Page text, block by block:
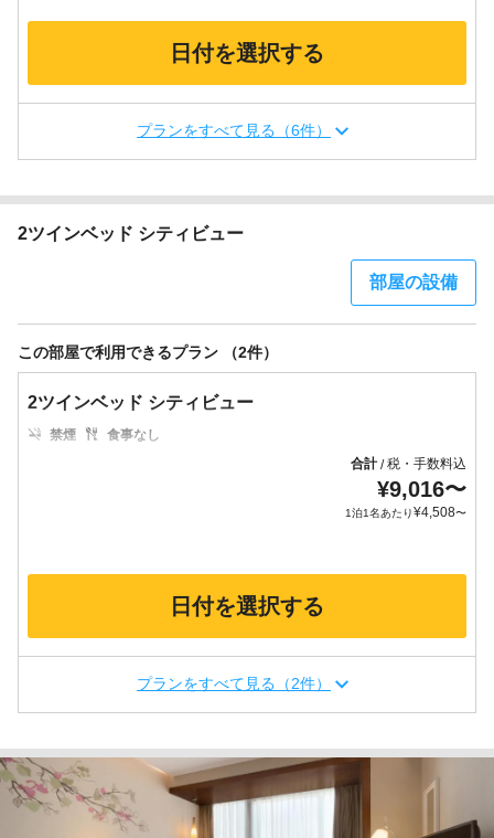
日付を選択する
プランをすべて見る（6件）
2ツインベッド シティビュー
部屋の設備
この部屋で利用できるプラン （2件）
2ツインベッド シティビュー
禁煙
食事なし
合計/税・手数料込
¥9,016〜
1泊1名あたり¥4,508〜
日付を選択する
プランをすべて見る（2件）